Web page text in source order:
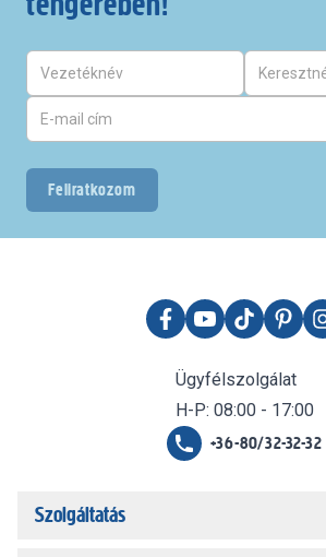
Feliratkozom
Ügyfélszolgálat
H-P: 08:00 - 17:00
+36-80/32-32-32
Szolgáltatás